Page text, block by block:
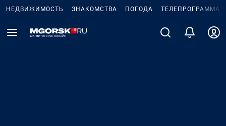
НЕДВИЖИМОСТЬ ЗНАКОМСТВА ПОГОДА ТЕЛЕПРОГРАММА